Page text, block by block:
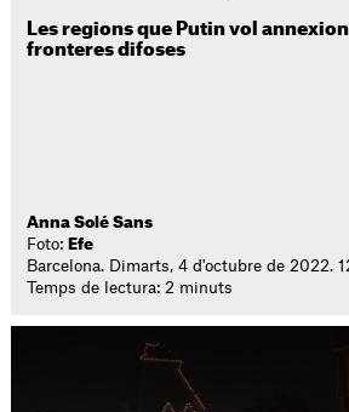
Les regions que Putin vol
fronteres difoses
Anna Solé Sans
Foto: Efe
Barcelona. Dimarts, 4 d'octubre de 2022.
Temps de lectura: 2 minuts